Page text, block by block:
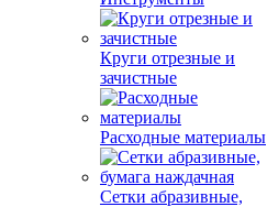
Круги отрезные и
зачистные
Расходные материалы
Сетки абразивные,